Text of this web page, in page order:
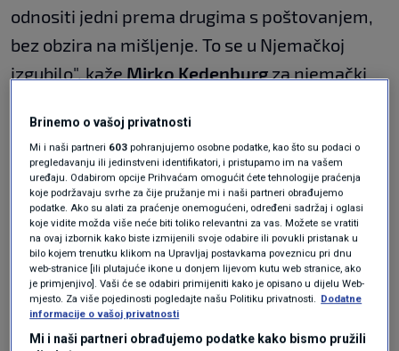
odnositi jedni prema drugima s poštovanjem,
bez obzira na mišljenje. To se u Njemačkoj
izgubilo", kažeMirko Kedenburgza njemački
Prvi dolazak u Hrvatsku, kaže, bio je samo
odmor, no vrlo brzo postao je prekretnica. „Bila
je to ideja u šali, tijekom vožnje natrag u
Njemačku. Ali nakon povratka mi je postalo još
gore nego prije. U Hrvatskoj sam ponovno
pronašao srdačnost i ljudskost koja mi je
nedostajala.“ Ubrzo je odluka postala konačna.
„Rekao sam: ‘Hajde, krećemo ispočetka.’ Kad
Brinemo o vašoj privatnosti
Mi i naši partneri 603 pohranjujemo osobne podatke, kao što su podaci o
pregledavanju ili jedinstveni identifikatori, i pristupamo im na vašem
uređaju. Odabirom opcije Prihvaćam omogućit ćete tehnologije praćenja
koje podržavaju svrhe za čije pružanje mi i naši partneri obrađujemo
podatke. Ako su alati za praćenje onemogućeni, određeni sadržaj i oglasi
koje vidite možda više neće biti toliko relevantni za vas. Možete se vratiti
na ovaj izbornik kako biste izmijenili svoje odabire ili povukli pristanak u
bilo kojem trenutku klikom na Upravljaj postavkama poveznicu pri dnu
web-stranice [ili plutajuće ikone u donjem lijevom kutu web stranice, ako
je primjenjivo]. Vaši će se odabiri primijeniti kako je opisano u dijelu Web-
mjesto. Za više pojedinosti pogledajte našu Politiku privatnosti. Dodatne
informacije o vašoj privatnosti
Mi i naši partneri obrađujemo podatke kako bismo pružili